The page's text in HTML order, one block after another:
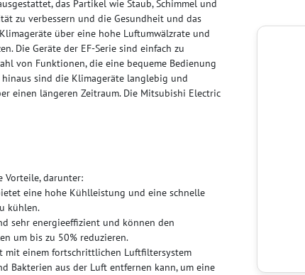
das Partikel wie Staub, Schimmel und
zu verbessern und die Gesundheit und das
über eine hohe Luftumwälzrate und
Die Geräte der EF-Serie sind einfach zu
von Funktionen, die eine bequeme Bedienung
sind die Klimageräte langlebig und
einen längeren Zeitraum. Die Mitsubishi Electric
Vorteile, darunter:
eine hohe Kühlleistung und eine schnelle
kühlen.
sehr energieeffizient und können den
um bis zu 50% reduzieren.
mit einem fortschrittlichen Luftfiltersystem
Bakterien aus der Luft entfernen kann, um eine